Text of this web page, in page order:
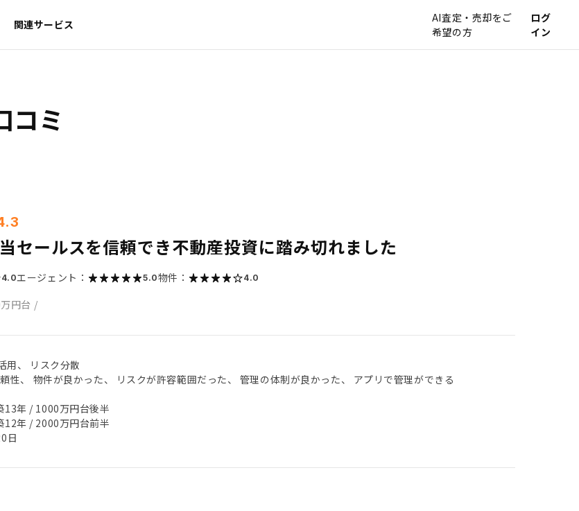
関連サービス
AI査定・売却をご
希望の方
ログ
イン
コミ
セールスを信頼でき不動産投資に踏み切れました
4.0エージェント： 5.0物件： 4.0
円台 /
用、 リスク分散
性、 物件が良かった、 リスクが許容範囲だった、 管理の体制が良かった、 アプリで管理ができる
13年 / 1000万円台後半
12年 / 2000万円台前半
日